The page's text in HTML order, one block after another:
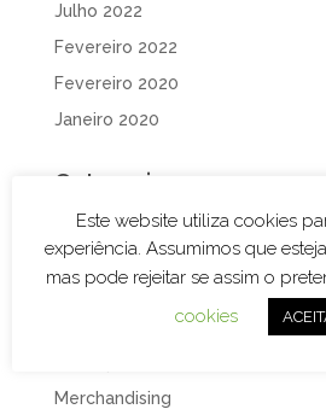
Julho 2022
Fevereiro 2022
Fevereiro 2020
Janeiro 2020
Categorias
Branding
Decoração de Espaços
Decoração de Viaturas
Design e Publicidade
Merchandising
Este website utiliza cookies
experiência. Assumimos que
mas pode rejeitar se assim o
cookies